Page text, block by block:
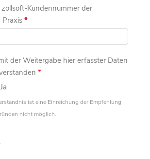
Kundennummer der
*
der Weitergabe hier erfasster Daten
*
Ja
ist eine Einreichung der Empfehlung
nicht möglich.